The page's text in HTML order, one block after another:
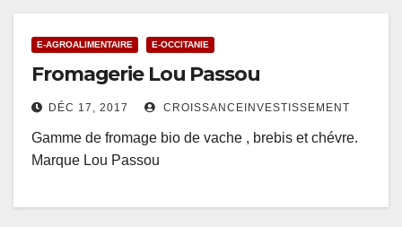
E-AGROALIMENTAIRE E-OCCITANIE
Fromagerie Lou Passou
DÉC 17, 2017 CROISSANCEINVESTISSEMENT
Gamme de fromage bio de vache , brebis et chévre.
Marque Lou Passou